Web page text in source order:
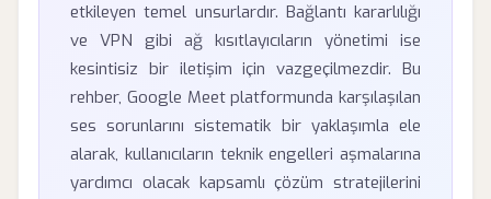
etkileyen temel unsurlardır. Bağlantı kararlılığı
ve VPN gibi ağ kısıtlayıcıların yönetimi ise
kesintisiz bir iletişim için vazgeçilmezdir. Bu
rehber, Google Meet platformunda karşılaşılan
ses sorunlarını sistematik bir yaklaşımla ele
alarak, kullanıcıların teknik engelleri aşmalarına
yardımcı olacak kapsamlı çözüm stratejilerini